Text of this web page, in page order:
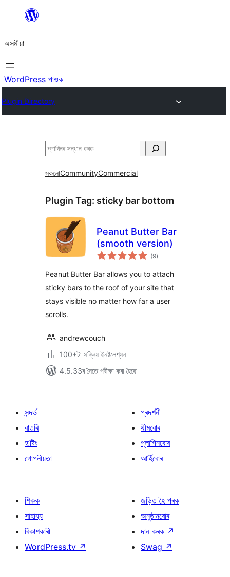
বিষয়বস্তুলৈ
যাওক
অসমীয়া
WordPress পাওক
Plugin Directory
সন্ধান
সকলোCommunityCommercial
Plugin Tag: sticky bar bottom
Peanut Butter Bar
(smooth version)
(9টা
মুঠ)
Peanut Butter Bar allows you to attach
sticky bars to the roof of your site that
stays visible no matter how far a user
scrolls.
andrewcouch
100+টা সক্ৰিয় ইনষ্টলেশ্যন
4.5.33ৰ সৈতে পৰীক্ষা কৰা হৈছে
সন্দৰ্ভ
বাতৰি
হ’ষ্টিং
গোপনীয়তা
প্ৰদৰ্শনী
থীমবোৰ
প্লাগিনবোৰ
আৰ্হিবোৰ
শিকক
সাহায্য
বিকাশকাৰী
WordPress.tv ↗
জড়িত হৈ পৰক
অনুষ্ঠানবোৰ
দান কৰক ↗
Swag ↗